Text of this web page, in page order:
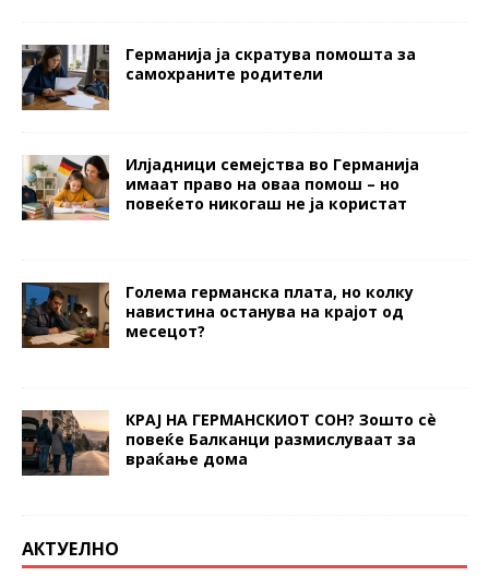
Германија ја скратува помошта за
самохраните родители
Илјадници семејства во Германија
имаат право на оваа помош – но
повеќето никогаш не ја користат
Голема германска плата, но колку
навистина останува на крајот од
месецот?
КРАЈ НА ГЕРМАНСКИОТ СОН? Зошто сè
повеќе Балканци размислуваат за
враќање дома
АКТУЕЛНО